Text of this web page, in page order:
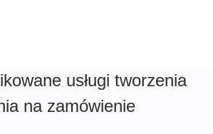
wskazówek potrzebnych do
i zmodernizować istniejące inicjatywy.
usługi tworzenia
na zamówienie